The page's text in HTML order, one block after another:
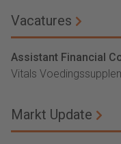
Vacatures
Assistant Financial
Vitals
Markt Update